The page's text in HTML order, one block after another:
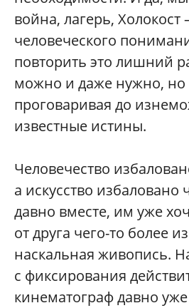
война, лагерь,
человеческого
повторить это лишний
можно и даже нужно,
проговаривая до
известные истины.
Человечество
а искусство
давно вместе, им уже
от друга чего-то более
наскальная живопись.
с фиксирования
кинематограф давно уже